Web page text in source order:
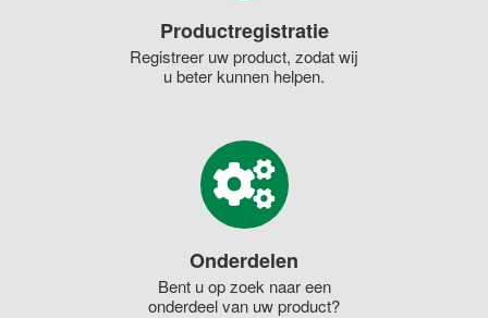
Productregistratie
Registreer uw product, zodat wij
u beter kunnen helpen.
Onderdelen
Bent u op zoek naar een
onderdeel van uw product?